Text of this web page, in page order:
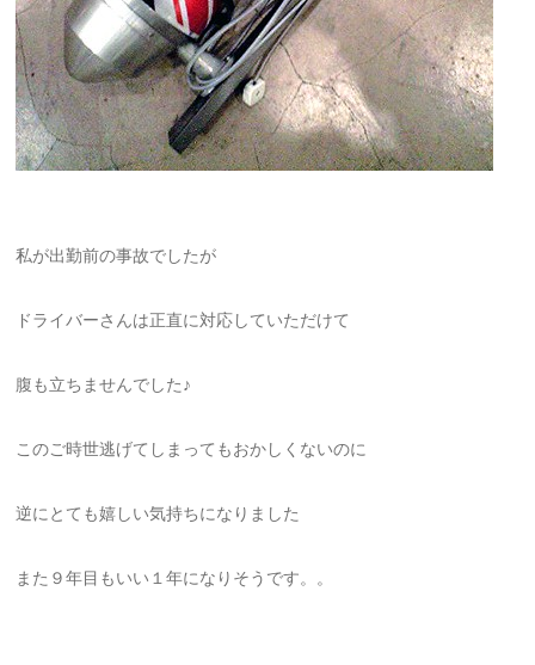
私が出勤前の事故でしたが
ドライバーさんは正直に対応していただけて
腹も立ちませんでした♪
このご時世逃げてしまってもおかしくないのに
逆にとても嬉しい気持ちになりました
また９年目もいい１年になりそうです。。